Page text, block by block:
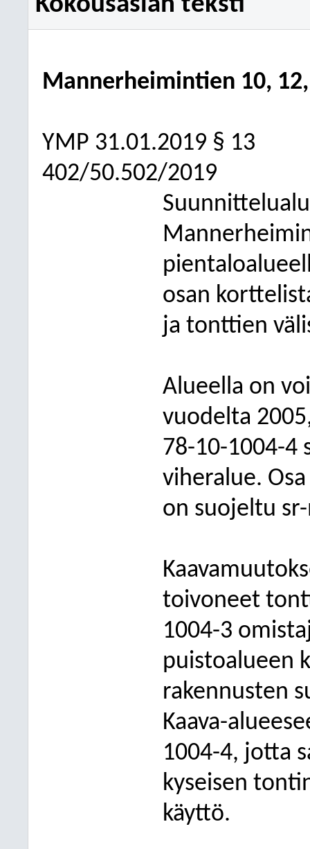
Mannerheimintien 10,
YMP 31.01.2019 § 13
402/50.502/2019
osan
ja tonttien
Alueella on
vuodelta
78-10-1004-4
viheralue.
on suojeltu
toivoneet
1004-3
puistoalueen
rakennusten
Kaava-
1004-4, jotta
kyseisen
käyttö.